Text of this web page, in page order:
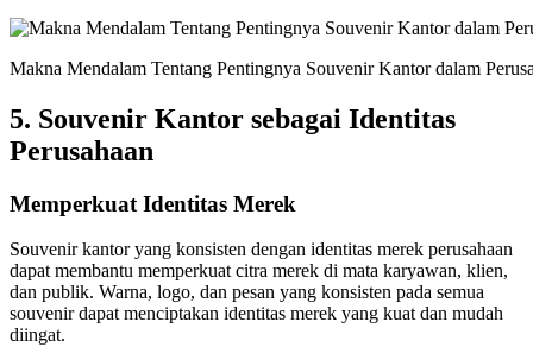
Makna Mendalam Tentang Pentingnya Souvenir Kantor dalam
5. Souvenir Kantor sebagai Identitas
Perusahaan
Memperkuat Identitas Merek
Souvenir kantor yang konsisten dengan identitas merek perusahaan
dapat membantu memperkuat citra merek di mata karyawan, klien,
dan publik. Warna, logo, dan pesan yang konsisten pada semua
souvenir dapat menciptakan identitas merek yang kuat dan mudah
diingat.